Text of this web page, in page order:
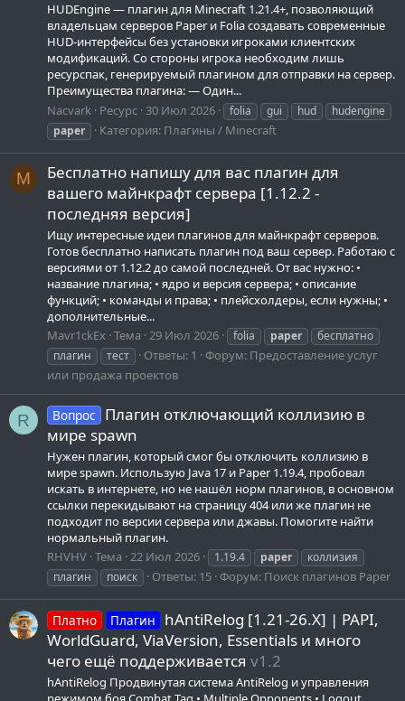
HUDEngine — плагин для Minecraft 1.21.4+, позволяющий
владельцам серверов Paper и Folia создавать современные
HUD-интерфейсы без установки игроками клиентских
модификаций. Со стороны игрока необходим лишь
ресурспак, генерируемый плагином для отправки на сервер.
Преимущества плагина: — Один...
Nacvark Ресурс 30 Июл 2026 folia gui hud
hudengine
paper
Категория: Плагины / Minecraft
M
Бесплатно напишу для вас плагин для
вашего майнкрафт сервера [1.12.2 -
последняя версия]
Ищу интересные идеи плагинов для майнкрафт серверов.
Готов бесплатно написать плагин под ваш сервер. Работаю с
версиями от 1.12.2 до самой последней. От вас нужно: •
название плагина; • ядро и версия сервера; • описание
функций; • команды и права; • плейсхолдеры, если нужны; •
дополнительные...
Mavr1ckEx Тема 29 Июл 2026 folia paper
бесплатно
плагин
тест Ответы: 1 Форум: Предоставление услуг
или продажа проектов
R Вопрос
Плагин отключающий коллизию в
мире spawn
Нужен плагин, который смог бы отключить коллизию в
мире spawn. Использую Java 17 и Paper 1.19.4, пробовал
искать в интернете, но не нашёл норм плагинов, в основном
ссылки перекидывают на страницу 404 или же плагин не
подходит по версии сервера или джавы. Помогите найти
нормальный плагин.
RHVHV Тема 22 Июл 2026 1.19.4 paper
коллизия
плагин
поиск Ответы: 15 Форум: Поиск плагинов Paper
Платно Плагин
hAntiRelog [1.21-26.X] | PAPI,
WorldGuard, ViaVersion, Essentials и много
чего ещё поддерживается v1.2
hAntiRelog Продвинутая система AntiRelog и управления